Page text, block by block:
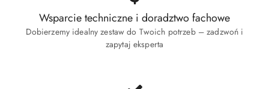
Wsparcie techniczne i doradztwo fachowe
Dobierzemy idealny zestaw do Twoich potrzeb – zadzwoń i
zapytaj eksperta